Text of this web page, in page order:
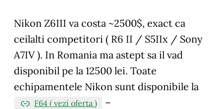
Nikon Z6III va costa ~2500$, exact ca
ceilalti competitori ( R6 II / S5IIx / Sony
A7IV ). In Romania ma astept sa il vad
disponibil pe la 12500 lei. Toate
echipamentele Nikon sunt disponibile la
F64 ( vezi oferta ) –